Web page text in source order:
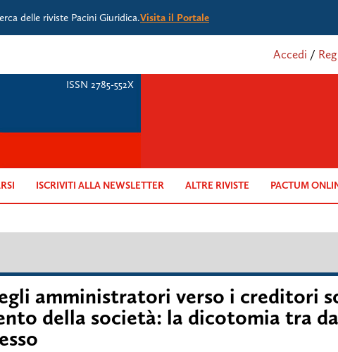
delle riviste Pacini Giuridica.Visita il Portale
Accedi /
ISSN 2785-552X
ISCRIVITI ALLA NEWSLETTER ALTRE RIVISTE PACTUM
amministratori verso i creditori
della società: la dicotomia tra